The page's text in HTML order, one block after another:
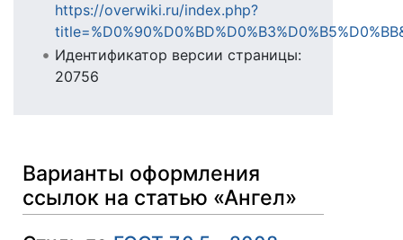
https://overwiki.ru/index.php?
Идентификатор версии страницы:
20756
Варианты оформления
ссылок на статью «Ангел»